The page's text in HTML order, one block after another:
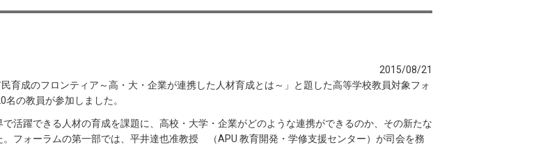
2015/08/21
育成のフロンティア～高・大・企業が連携した人材育成とは～」と題した高等学校教員対象フォ
の教員が参加しました。
活躍できる人材の育成を課題に、高校・大学・企業がどのような連携ができるのか、その新たな
フォーラムの第一部では、平井達也准教授 （APU 教育開発・学修支援センター）が司会を務